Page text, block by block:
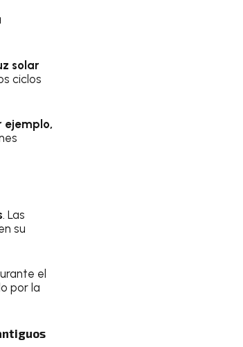
solar
ciclos
ejemplo,
. Las
su
el
por la